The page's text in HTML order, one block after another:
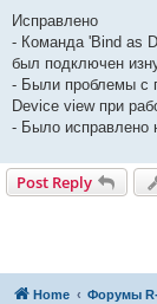
Исправлено
- Команда 'Bind as
был подключен
- Были проблемы с
Device view при
- Было исправлено
Post Reply
Home Форумы